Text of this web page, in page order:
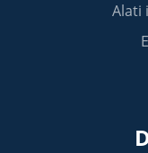
Alati